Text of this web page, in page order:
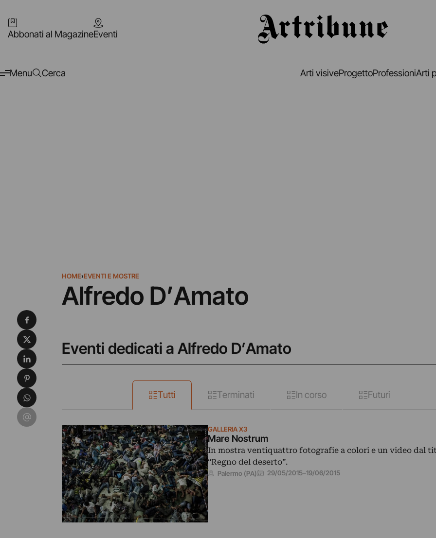
Abbonati al MagazineEventi
Menu Cerca Arti visiveProgettoProfessioniArti
HOME›EVENTI E MOSTRE
Alfredo D’Amato
Eventi dedicati a Alfredo D’Amato
Tutti Terminati In corso Futuri
GALLERIA X3
Mare Nostrum
In mostra ventiquattro fotografie a colori e un video dal
“Regno del deserto”.
Palermo (PA) 29/05/2015–19/06/2015
Condividi su Facebook
Condividi su X
Condividi su LinkedIn
Condividi su Pinterest
Condividi su WhatsApp
Condividi su Email